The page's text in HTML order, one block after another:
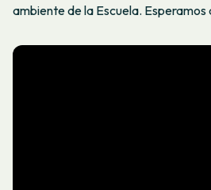
ambiente de la Escuela. Esperamos